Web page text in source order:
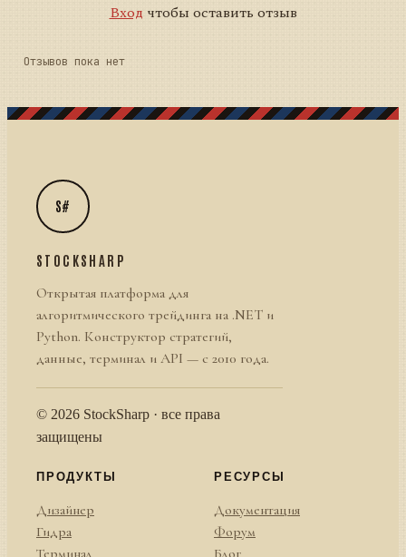
Вход чтобы оставить отзыв
Отзывов пока нет
S#
STOCKSHARP
Открытая платформа для
алгоритмического трейдинга на .NET и
Python. Конструктор стратегий,
данные, терминал и API — с 2010 года.
© 2026 StockSharp · все права
защищены
ПРОДУКТЫ
Дизайнер
Гидра
Терминал
РЕСУРСЫ
Документация
Форум
Блог